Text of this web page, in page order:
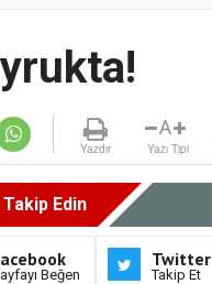
Yazdır
A
Yazı Tipi
Edin
Beğen
Twitter
Takip Et